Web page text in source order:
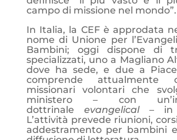
campo di missione nel mondo”.
In Italia, la CEF è approdata
nome di Unione per
Bambini; oggi dispone di
specializzati, uno a Magliano
dove ha sede, e due a
comprende attualmente
missionari volontari che
ministero – con
dottrinale evangelical– in
L’attività prevede riunioni,
addestramento per bambini